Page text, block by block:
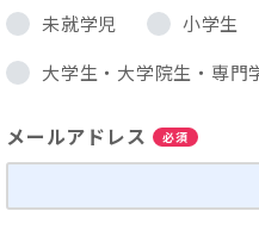
未就学児 小学生
大学生・大学院生・専門
メールアドレス 必須